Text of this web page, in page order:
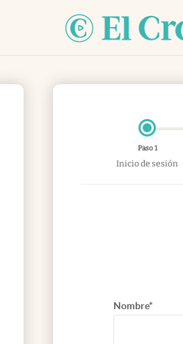
Paso 1
Inicio de sesión
Nombre*